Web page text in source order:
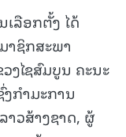
ລືອກຕັ້ງ ໄດ້
າຊິກສະພາ
ງໄຊສົມບູນ ຄະນະ
ກໍາມະການ
ວສ້າງຊາດ, ຜູ້